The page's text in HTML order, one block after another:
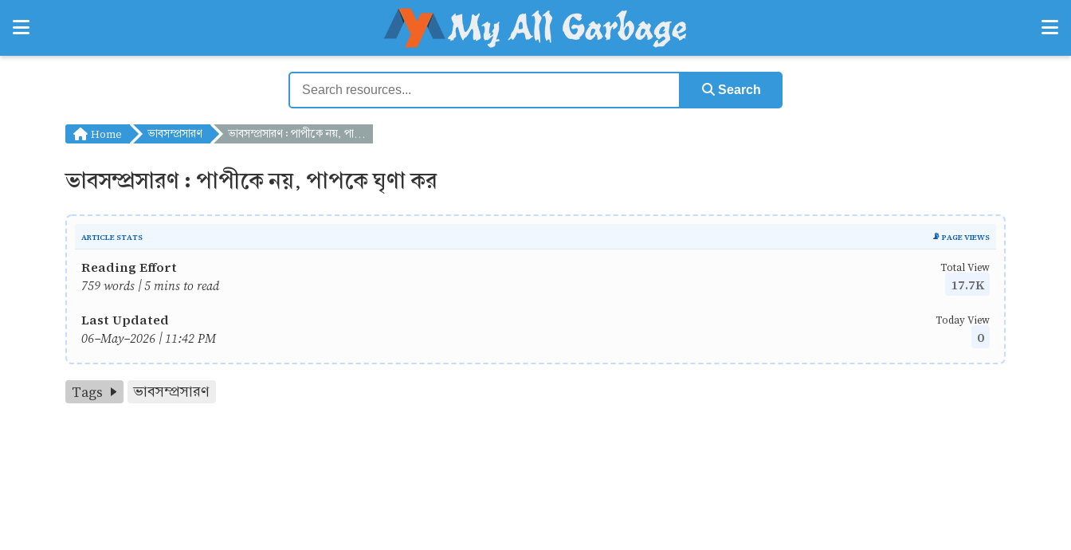
Search
Home ভাবসম্প্রসারণ ভাবসম্প্রসারণ : পাপীকে নয়, পাপকে ঘৃণা কর
ভাবসম্প্রসারণ : পাপীকে নয়, পাপকে ঘৃণা কর
ARTICLE STATS 📡 PAGE VIEWS
Reading Effort
759 words | 5 mins to read
Total View
17.7K
Last Updated
06-May-2026 | 11:42 PM
Today View
0
Tags ভাবসম্প্রসারণ